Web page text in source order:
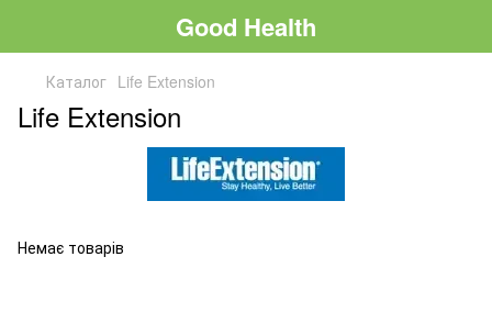
Good Health
Каталог Life Extension
Life Extension
Немає товарів